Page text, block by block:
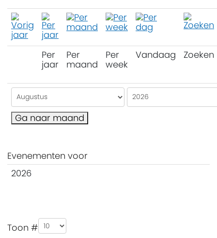
Per
jaar
Per
maand
Per
week
Vandaag Zoeken
Ga naar maand
Evenementen voor
2026
Pagination List Limit
Toon #